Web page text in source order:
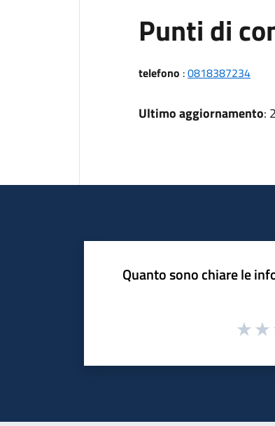
Punti di
telefono :0818387234
Ultimo aggiornamento:
Quanto sono chiare le